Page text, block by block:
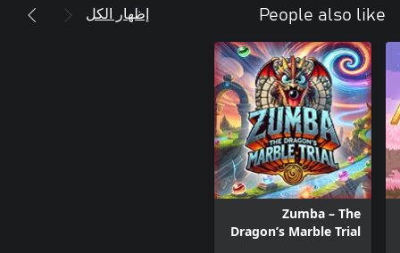
People also like إظهار الكل
Zumba – The
Dragon’s Marble Trial